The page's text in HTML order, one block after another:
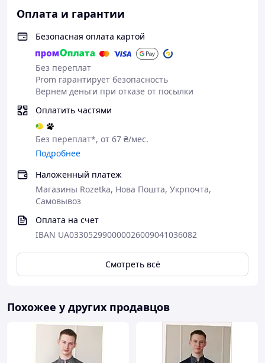
Размеры в наличии:
При заказе укажите нужный размер в
комментарии.
Оплата и гарантии
Безопасная оплата картой
Без переплат
Prom гарантирует безопасность
Вернем деньги при отказе от посылки
Оплатить частями
Без переплат*, от 67 ₴/мес.
Подробнее
Наложенный платеж
Магазины Rozetka, Нова Пошта, Укрпочта,
Самовывоз
Оплата на счет
IBAN UA033052990000026009041036082
Смотреть всё
Похожее у других продавцов